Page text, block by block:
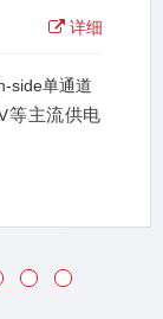
详细
side单通道
主流供电